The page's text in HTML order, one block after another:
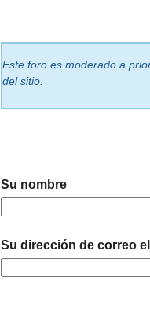
Este foro es moderado a
del sitio.
Su nombre
Su dirección de correo